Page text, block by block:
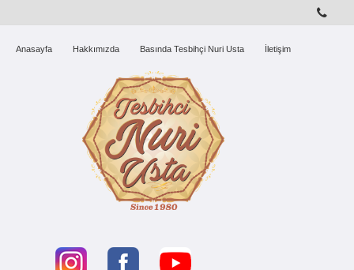
Anasayfa Hakkımızda Basında Tesbihçi Nuri Usta İletişim